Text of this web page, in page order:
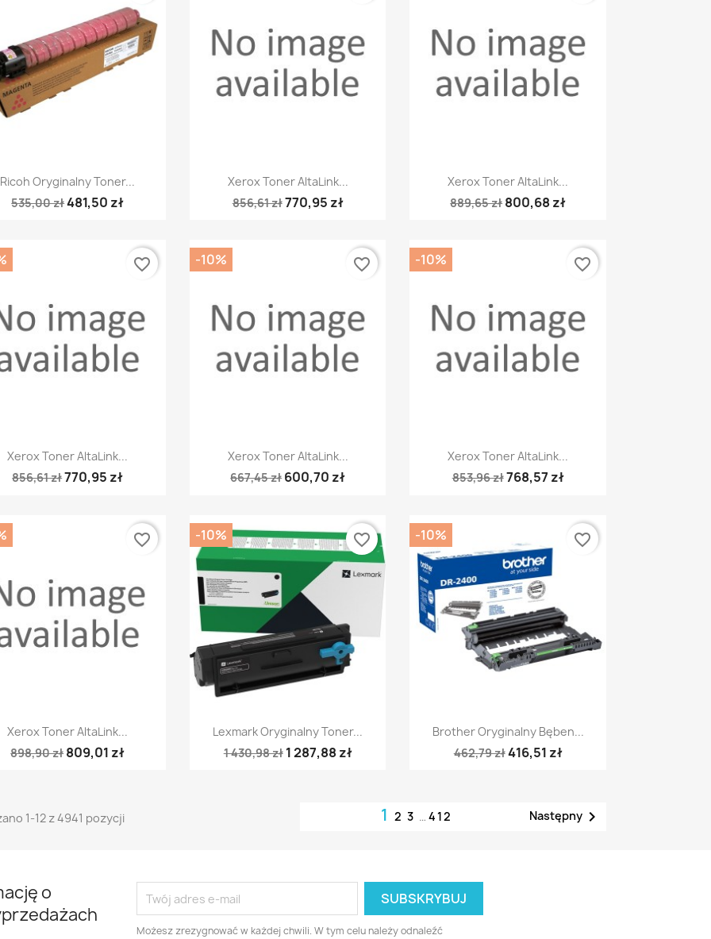
Szybki podgląd
Ricoh Oryginalny Toner...
535,00 zł481,50 zł
Szybki podgląd
Xerox Toner AltaLink...
856,61 zł770,95 zł
Szybki podgląd
Xerox Toner AltaLink...
889,65 zł800,68 zł
Szybki podgląd
Xerox Toner AltaLink...
856,61 zł770,95 zł
favorite_border
Szybki podgląd
Xerox Toner AltaLink...
667,45 zł600,70 zł
-10% favorite_border
Szybki podgląd
Xerox Toner AltaLink...
853,96 zł768,57 zł
-10% favorite_border
Szybki podgląd
Xerox Toner AltaLink...
898,90 zł809,01 zł
favorite_border
Szybki podgląd
Lexmark Oryginalny Toner...
1 430,98 zł 1 287,88 zł
-10% favorite_border
Szybki podgląd
Brother Oryginalny Bęben...
462,79 zł416,51 zł
-10% favorite_border
1-12 z 4941 pozycji 123 … 412 Następny
o
Możesz zrezygnować w każdej chwili. W tym celu należy odnaleźć